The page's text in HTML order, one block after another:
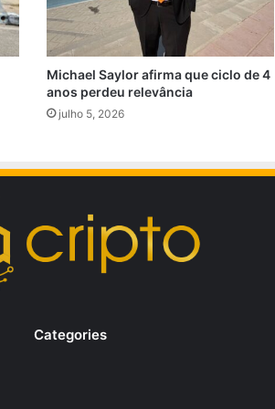
Michael Saylor afirma que ciclo de 4
anos perdeu relevância
julho 5, 2026
Categories